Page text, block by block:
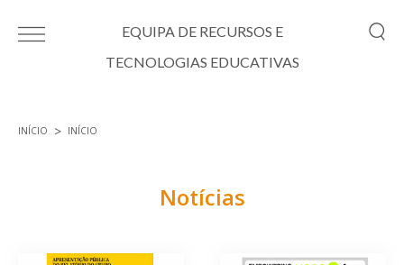
EQUIPA DE RECURSOS E
TECNOLOGIAS EDUCATIVAS
INÍCIO INÍCIO
Notícias